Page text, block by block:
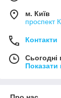
м. Київ
проспект
Контакти
Сьогодні
Показати